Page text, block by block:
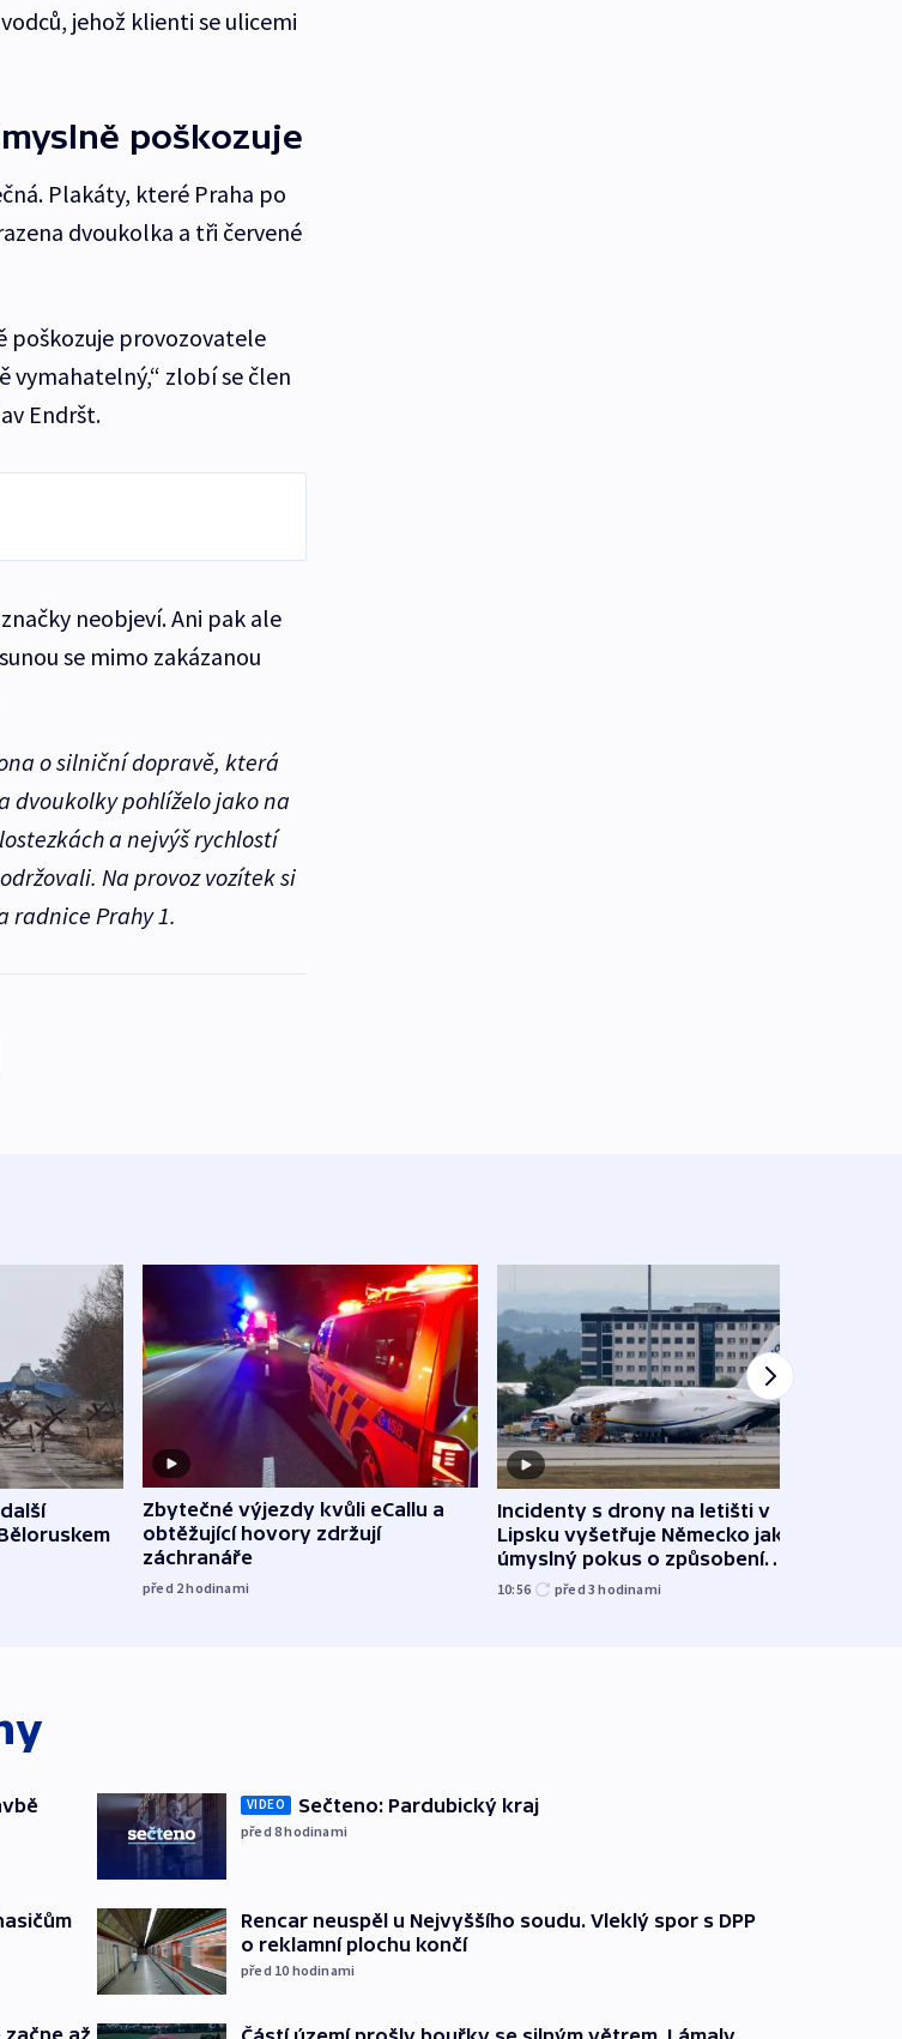
jehož klienti se ulicemi
poškozuje
Plakáty, které Praha po
dvoukolka a tři červené
poškozuje provozovatele
vymahatelný,“ zlobí se člen
Endršt.
neobjeví. Ani pak ale
se mimo zakázanou
o silniční dopravě, která
dvoukolky pohlíželo jako na
a nejvýš rychlostí
Na provoz vozítek si
radnice Prahy 1.
Zbytečné výjezdy kvůli eCallu a
obtěžující hovory zdržují
záchranáře
před 2hodinami
Incidenty s drony na letišti v
Lipsku vyšetřuje Německo jako
úmyslný pokus o způsobení
exploze
10:56 před 3hodinami
VIDEO Sečteno: Pardubický kraj
před 8hodinami
Rencar neuspěl u Nejvyššího soudu. Vleklý spor s DPP
o reklamní plochu končí
před 10 hodinami